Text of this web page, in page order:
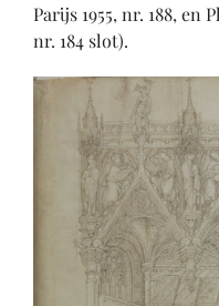
Parijs 1955, nr. 188,
nr. 184 slot).